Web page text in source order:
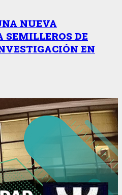
NUEVA
SEMILLEROS DE
EN